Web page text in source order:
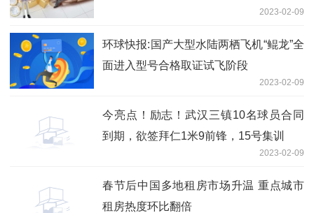
2023-02-09
环球快报:国产大型水陆两栖飞机“鲲龙”全
面进入型号合格取证试飞阶段
2023-02-09
今亮点！励志！武汉三镇10名球员合同
到期，欲签拜仁1米9前锋，15号集训
2023-02-09
春节后中国多地租房市场升温 重点城市
租房热度环比翻倍